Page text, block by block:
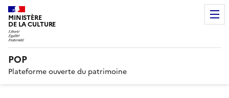
MINISTÈRE
DE LA CULTURE
POP
Plateforme ouverte du patrimoine